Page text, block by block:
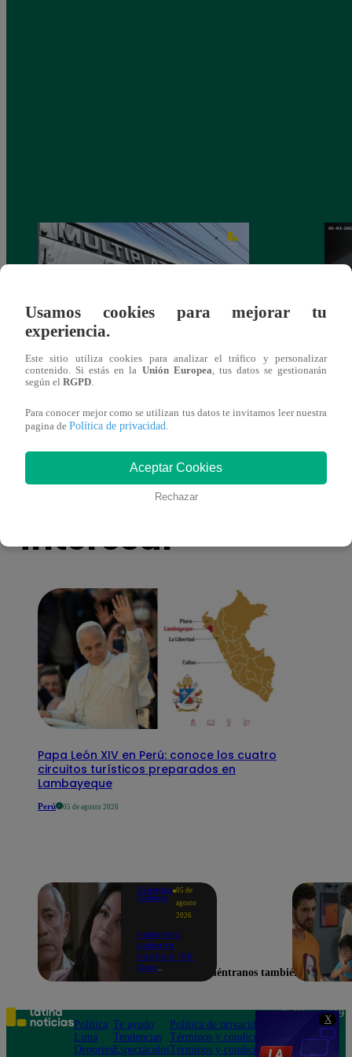
X
Asesinan a comerciante ferretero dentro de
galería en San Juan de Lurigancho
También te puede
interesar
Papa León XIV en Perú: conoce los cuatro
circuitos turísticos preparados en
Lambayeque
Perú 05 de agosto 2026
Valentina
Valiente
05 de
agosto
2026
Valentina
Valiente
capítulo 108:
¡Don
Frida tras
descubrir una
contradicción
en una
Usamos cookies para mejorar tu
experiencia.
Este sitio utiliza cookies para analizar el tráfico y personalizar
contenido. Si estás en la Unión Europea, tus datos se gestionarán
según el RGPD.
Para conocer mejor como se utilizan tus datos te invitamos leer nuestra
pagina de Política de privacidad.
Aceptar Cookies
Rechazar
Encuéntranos también en
Política
Lima
Deportes
Te ayudo
Tendencias
Espectáculos
Política de privacidad
Términos y condiciones
Términos y condiciones
Teléfono: 219
Av. San
Felipe 968